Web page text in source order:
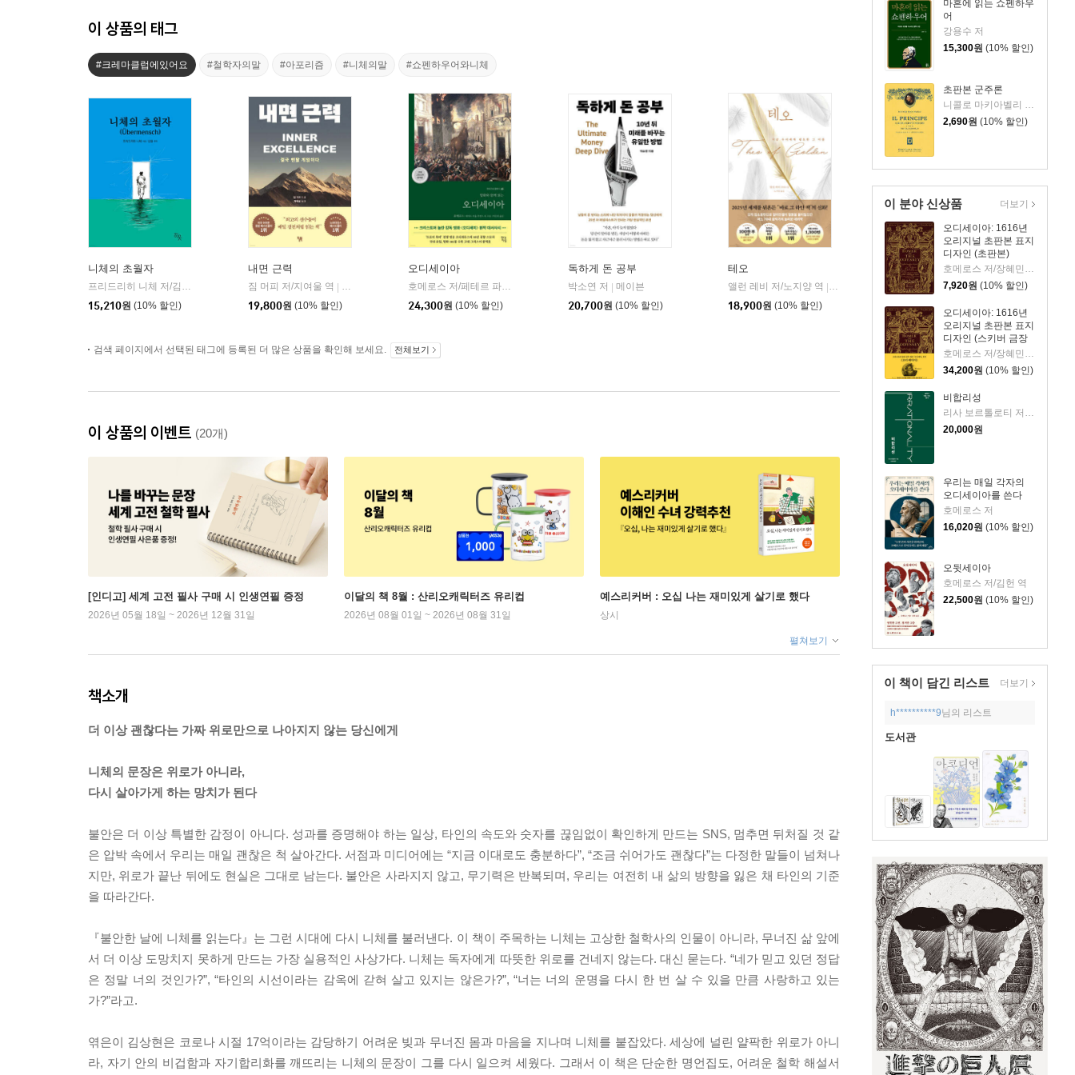
마흔에 읽는 쇼펜하우
어
강용수 저
15,300원 (10% 할인)
초판본 군주론
2,690원 (10% 할인)
이 분야 신상품
오디세이아: 1616년
오리지널 초판본 표지
디자인 (초판본)
호메로스 저/장혜민 역
7,920원 (10% 할인)
오디세이아: 1616년
오리지널 초판본 표지
디자인 (스키버 금장
에디션)
호메로스 저/장혜민 역
34,200원 (10% 할인)
비합리성
리사 보르톨로티 저/서상복 역
20,000원
우리는 매일 각자의
오디세이아를 쓴다
호메로스 저
16,020원 (10% 할인)
오뒷세이아
호메로스 저/김헌 역
22,500원 (10% 할인)
더보기
이 책이 담긴 리스트 더보기
h**********9님의 리스트
도서관
이 상품의 태그
#크레마클럽에있어요 #철학자의말 #아포리즘 #니체의말 #쇼펜하우어와니체
니체의 초월자
프리드리히 니체 저/김철 편역
15,210원 (10% 할인)
내면 근력
짐 머피 저/지여울 역
윌북(willbook)
19,800원 (10% 할인)
오디세이아
호메로스 저/페테르 파울 루벤스 그림/박문재 역
현대지성
24,300원 (10% 할인)
독하게 돈 공부
박소연 저
메이븐
20,700원 (10% 할인)
테오
앨런 레비 저/노지양 역
오팬하우스
18,900원 (10% 할인)
검색 페이지에서 선택된 태그에 등록된 더 많은 상품을 확인해 보세요. 전체보기
이 상품의 이벤트 (20개)
[인디고] 세계 고전 필사 구매 시 인생연필 증정
2026년 05월 18일 ~ 2026년 12월 31일
이달의 책 8월 : 산리오캐릭터즈 유리컵
2026년 08월 01일 ~ 2026년 08월 31일
예스리커버 : 오십 나는 재미있게 살기로 했다
상시
펼쳐보기
책소개
더 이상 괜찮다는 가짜 위로만으로 나아지지 않는 당신에게
니체의 문장은 위로가 아니라,
다시 살아가게 하는 망치가 된다
불안은 더 이상 특별한 감정이 아니다. 성과를 증명해야 하는 일상, 타인의 속도와 숫자를 끊임없이 확인하게 만드는 SNS, 멈추면 뒤처질 것 같
은 압박 속에서 우리는 매일 괜찮은 척 살아간다. 서점과 미디어에는 “지금 이대로도 충분하다”, “조금 쉬어가도 괜찮다”는 다정한 말들이 넘쳐나
지만, 위로가 끝난 뒤에도 현실은 그대로 남는다. 불안은 사라지지 않고, 무기력은 반복되며, 우리는 여전히 내 삶의 방향을 잃은 채 타인의 기준
을 따라간다.
『불안한 날에 니체를 읽는다』는 그런 시대에 다시 니체를 불러낸다. 이 책이 주목하는 니체는 고상한 철학사의 인물이 아니라, 무너진 삶 앞에
서 더 이상 도망치지 못하게 만드는 가장 실용적인 사상가다. 니체는 독자에게 따뜻한 위로를 건네지 않는다. 대신 묻는다. “네가 믿고 있던 정답
은 정말 너의 것인가?”, “타인의 시선이라는 감옥에 갇혀 살고 있지는 않은가?”, “너는 너의 운명을 다시 한 번 살 수 있을 만큼 사랑하고 있는
가?”라고.
엮은이 김상현은 코로나 시절 17억이라는 감당하기 어려운 빚과 무너진 몸과 마음을 지나며 니체를 붙잡았다. 세상에 널린 얄팍한 위로가 아니
라, 자기 안의 비겁함과 자기합리화를 깨뜨리는 니체의 문장이 그를 다시 일으켜 세웠다. 그래서 이 책은 단순한 명언집도, 어려운 철학 해설서